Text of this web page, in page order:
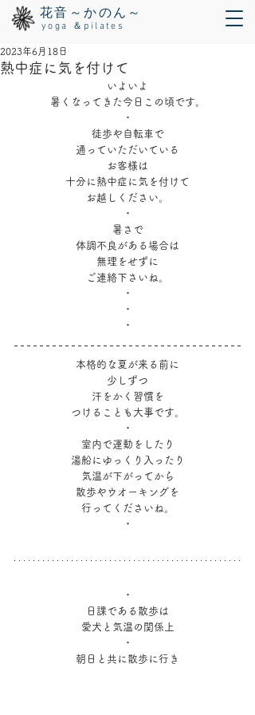
花音～かのん～
yoga ＆pilates
熱中症に気を付けて
2023年6月18日
いよいよ
暑くなってきた今日この頃です。
・
徒歩や自転車で
通っていただいている
お客様は
十分に熱中症に気を付けて
お越しください。
・
暑さで
体調不良がある場合は
無理をせずに
ご連絡下さいね。
・
・
・
本格的な夏が来る前に
少しずつ
汗をかく習慣を
つけることも大事です。
・
室内で運動をしたり
湯船にゆっくり入ったり
気温が下がってから
散歩やウオーキングを
行ってくださいね。
・
・
日課である散歩は
愛犬と気温の関係上
・
朝日と共に散歩に行き